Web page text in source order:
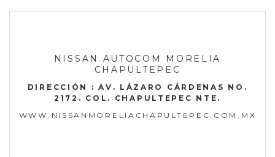
NISSAN AUTOCOM MORELIA
CHAPULTEPEC
DIRECCIÓN : AV. LÁZARO CÁRDENAS NO.
2172. COL. CHAPULTEPEC NTE.
WWW.NISSANMORELIACHAPULTEPEC.COM.MX